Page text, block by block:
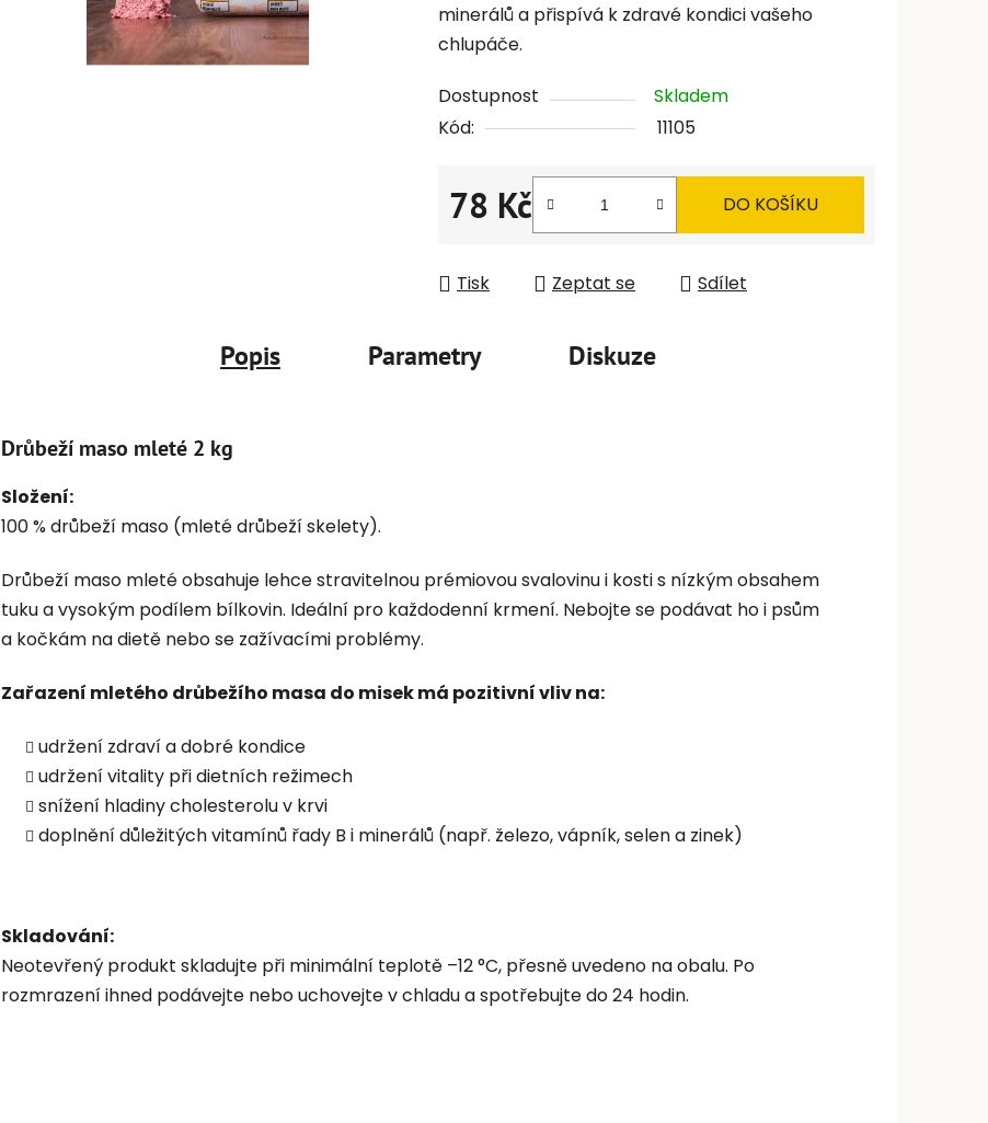
minerálů a přispívá k zdravé kondici vašeho
chlupáče.
Dostupnost
Skladem
Kód:
11105
78 Kč
Měrná cena:
DO KOŠÍKU
Tisk Zeptat se Sdílet
Popis Parametry Diskuze
Drůbeží maso mleté 2 kg
Složení:
100 % drůbeží maso (mleté drůbeží skelety).
Drůbeží maso mleté obsahuje lehce stravitelnou pré­miovou svalovinu i kosti s nízkým obsahem
tuku a vysokým podílem bílkovin. Ide­ální pro každodenní krmení. Nebojte se podávat ho i psům
a kočkám na dietě nebo se zažívacími problémy.
Zařazení mletého drůbežího masa do misek má pozitivní vliv na:
udržení zdraví a dobré kondice
udržení vitality při dietních režimech
snížení hladiny cholesterolu v krvi
doplnění důležitých vitamínů řady B i minerálů (např. železo, vápník, selen a zinek)
Skladování:
Ne­otevřený produkt skladujte při minimální teplotě –12 °C, přesně uvedeno na obalu. Po
rozmrazení ihned podávejte nebo uchovejte v chladu a spotřebujte do 24 hodin.